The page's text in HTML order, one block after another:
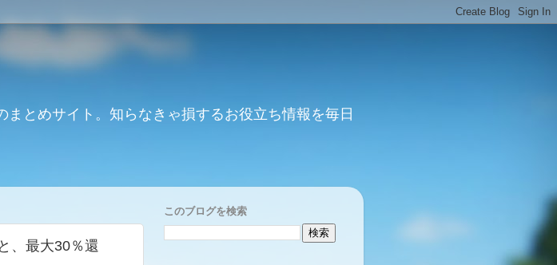
とめサイト。知らなきゃ損するお役立ち情報を毎日
、最大30％還
このブログを検索